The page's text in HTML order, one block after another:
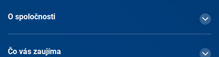
O spoločnosti
Čo vás zaujíma